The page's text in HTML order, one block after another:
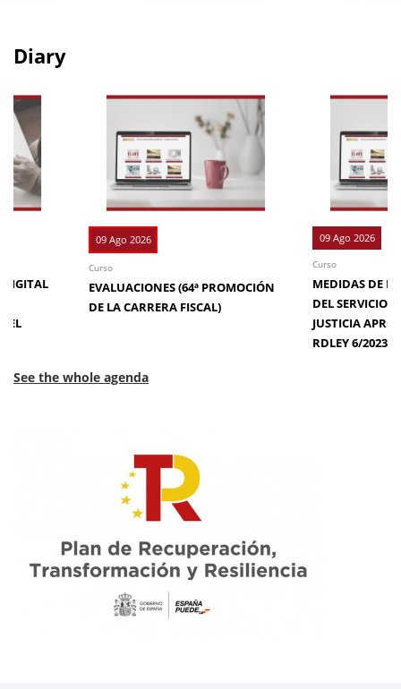
Diary
DIGITAL
EL
09 Ago 2026
Curso
EVALUACIONES (64ª PROMOCIÓN
DE LA CARRERA FISCAL)
09 Ago 2026
Curso
MEDIDAS DE
DEL SERVICIO
JUSTICIA
RDLEY 6/2023
See the whole agenda